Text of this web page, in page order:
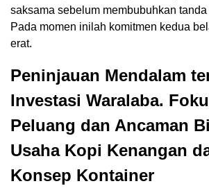
saksama sebelum membubuhkan
Pada momen inilah komitmen kedua
erat.
Peninjauan Mendalam
Investasi Waralaba.
Peluang dan Ancaman
Usaha Kopi Kenangan
Konsep Kontainer